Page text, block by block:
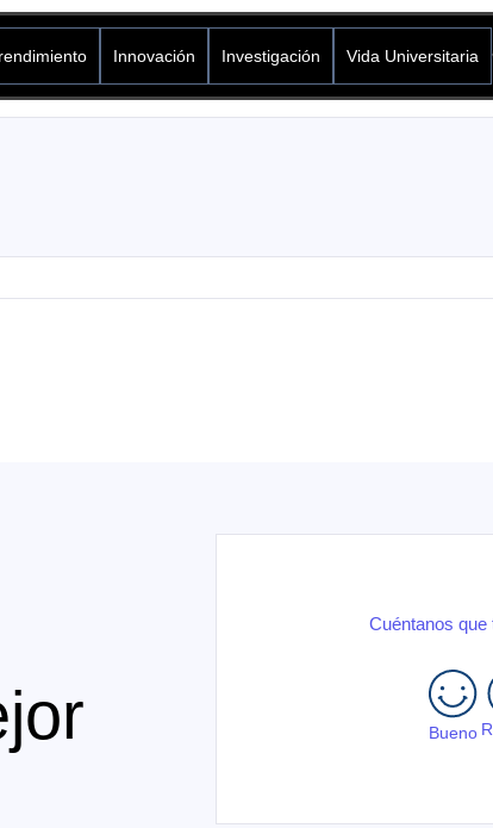
Innovación Investigación Vida Universitaria
psicoactivas son multicausales, por lo cual el programa
de reflexión e información acerca del consumo de drogas
Cuéntanos que
Bueno